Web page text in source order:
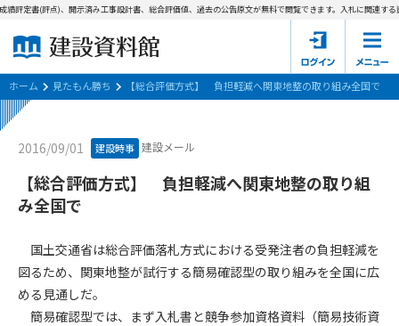
建設資料館とは
会員登録について
定書(評点)、開示済み工事設計書、総合評価値、過去の公告原文が無料で閲覧できます。入札に関連する
ホーム 見たもん勝ち 【総合評価方式】 負担軽減へ関東地整の取り組み全国で
2016/09/01 建設時事 建設メール
【総合評価方式】 負担軽減へ関東地整の取り組
み全国で
国土交通省は総合評価落札方式における受発注者の負担軽減を
図るため、関東地整が試行する簡易確認型の取り組みを全国に広
める見通しだ。
簡易確認型では、まず入札書と競争参加資格資料（簡易技術資
パスワードの再発行
第1条（規約の目的）
会員サービスの利用条件等について定めるものです。
2. 管理者が建設資料館WEB上で随時掲載するルールは本規約の
一部を構成するものとします。